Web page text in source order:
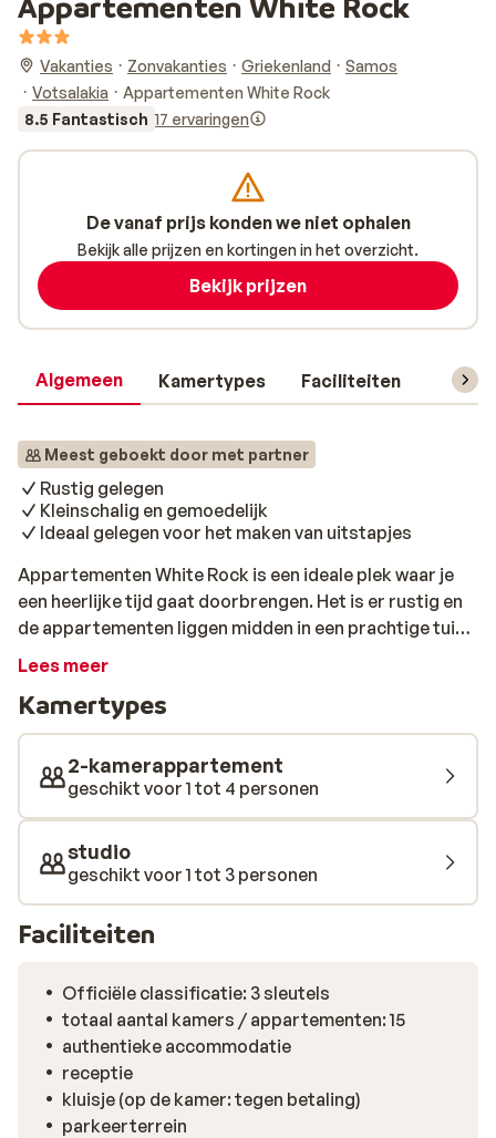
Vakanties Zonvakanties Griekenland
Samos
Votsalakia
Appartementen White Rock
8.5 Fantastisch 17 ervaringen
Algemeen Kamertypes Faciliteiten
Meest geboekt door met partner
Rustig gelegen
Kleinschalig en gemoedelijk
Ideaal gelegen voor het maken van uitstapjes
Appartementen White Rock is een ideale plek waar je
een heerlijke tijd gaat doorbrengen. Het is er rustig en
de appartementen liggen midden in een prachtige tuin
vol palmbomen en olijfbomen. De zee en haar
vind je een supermarkt en typische Griekse
restaurantjes. De vriendelijke eigenaren zorgen voor
een gemoedelijke sfeer en staan altijd voor je klaar.
Voor een verfrissende duik is er een lekker zwembad
met daaromheen ligbedjes. Voor de kinderen is er een
afgescheiden kinderbadje. Rust lekker uit en geniet van
alles om je heen op dit leuke eiland!
Lees meer
Kamertypes
2-kamerappartement
geschikt voor 1 tot 4 personen
studio
geschikt voor 1 tot 3 personen
Faciliteiten
Officiële classificatie: 3 sleutels
totaal aantal kamers / appartementen: 15
authentieke accommodatie
receptie
kluisje (op de kamer: tegen betaling)
parkeerterrein
De vanaf prijs konden we niet ophalen
Bekijk alle prijzen en kortingen in het overzicht.
Bekijk prijzen